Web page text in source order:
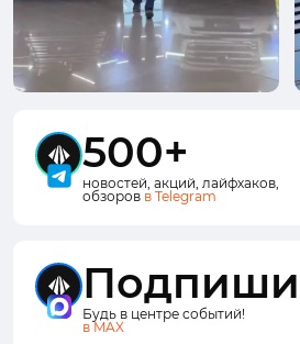
500+
новостей, акций, лайфхаков,
обзоров в Telegram
Будь в центре событий!
в MAX